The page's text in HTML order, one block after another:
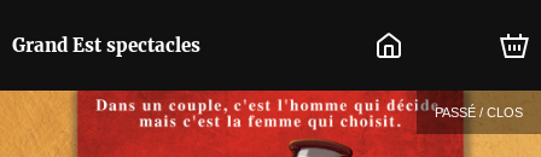
Grand Est spectacles
PASSÉ / CLOS